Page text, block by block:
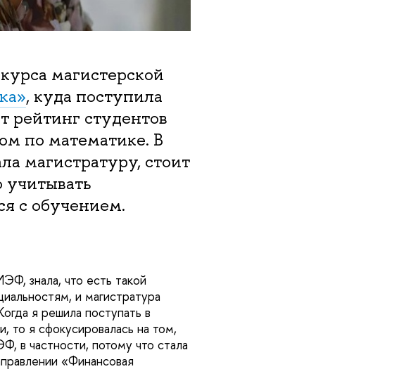
магистерской
, куда поступила
рейтинг студентов
по математике. В
магистратуру, стоит
с обучением.
знала, что есть такой
и магистратура
я решила поступать в
то я сфокусировалась на том,
в частности, потому что стала
«Финансовая